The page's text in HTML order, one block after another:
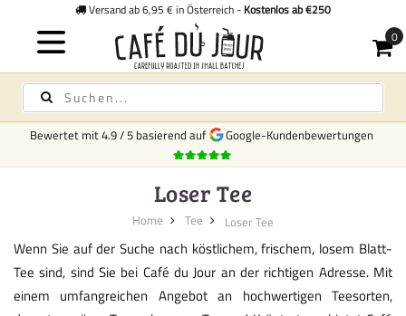
Versand ab 6,95 € in Österreich - Kostenlos ab €250
Bewertet mit4.9/5 basierend auf Google-Kundenbewertungen
Loser Tee
Home Tee Loser Tee
Wenn Sie auf der Suche nach köstlichem, frischem, losem Blatt-
Tee sind, sind Sie bei Café du Jour an der richtigen Adresse. Mit
einem umfangreichen Angebot an hochwertigen Teesorten,